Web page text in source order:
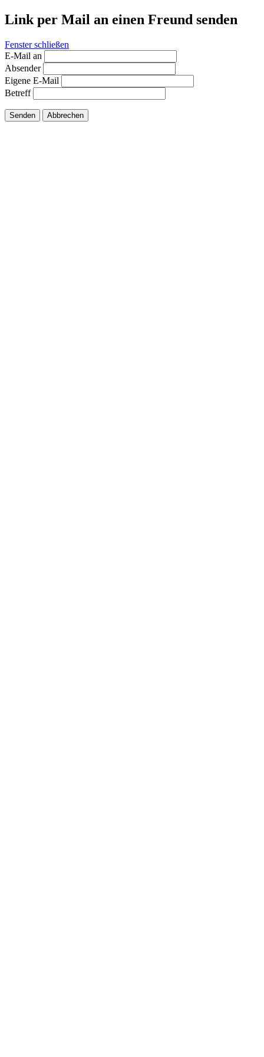
Link per Mail an einen Freund senden
Fenster schließen
E-Mail an
Absender
Eigene E-Mail
Betreff
Senden Abbrechen